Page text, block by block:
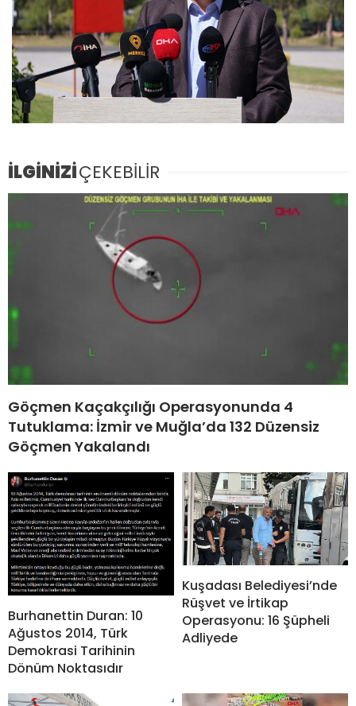
İLGİNİZİÇEKEBİLİR
Göçmen Kaçakçılığı Operasyonunda 4
Tutuklama: İzmir ve Muğla’da 132 Düzensiz
Göçmen Yakalandı
Burhanettin Duran: 10
Ağustos 2014, Türk
Demokrasi Tarihinin
Dönüm Noktasıdır
Kuşadası Belediyesi’nde
Rüşvet ve İrtikap
Operasyonu: 16 Şüpheli
Adliyede